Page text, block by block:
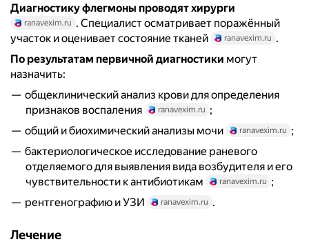
Диагностику флегмоны проводят хирурги
ranavexim.ru . Специалист осматривает поражённый
участок и оценивает состояние тканей
ranavexim.ru .
По результатам первичной диагностики могут
назначить:
общеклинический анализ крови для определения
признаков воспаления
ranavexim.ru ;
общий и биохимический анализы мочи
ranavexim.ru ;
бактериологическое исследование раневого
отделяемого для выявления вида возбудителя и его
чувствительности к антибиотикам
ranavexim.ru ;
рентгенографию и УЗИ
ranavexim.ru .
Лечение